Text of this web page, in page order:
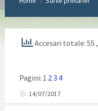
Accesari totale: 55
Pagini: 1 2 3 4
14/07/2017